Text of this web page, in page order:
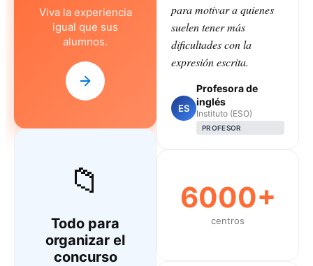
Viva la experiencia
igual que sus
alumnos.
📁
Todo para
organizar el
concurso
para motivar a quienes
suelen tener más
dificultades con la
expresión escrita.
ES
Profesora de
inglés
Instituto (ESO)
PROFESOR
6000+
centros